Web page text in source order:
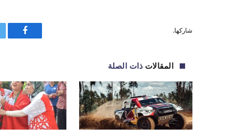
شاركها.
المقالات ذات الصلة